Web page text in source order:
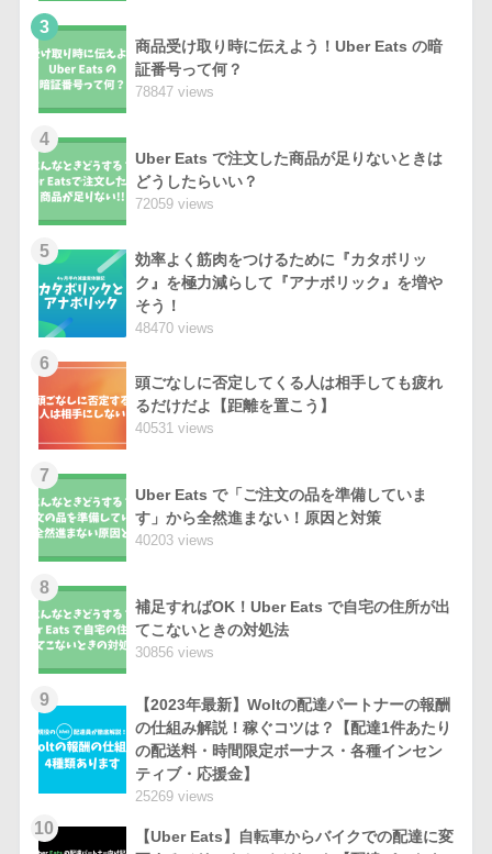
3
商品受け取り時に伝えよう！Uber Eats の暗
証番号って何？
78847 views
4
Uber Eats で注文した商品が足りないときは
どうしたらいい？
72059 views
5
効率よく筋肉をつけるために『カタボリッ
ク』を極力減らして『アナボリック』を増や
そう！
48470 views
6
頭ごなしに否定してくる人は相手しても疲れ
るだけだよ【距離を置こう】
40531 views
7
Uber Eats で「ご注文の品を準備していま
す」から全然進まない！原因と対策
40203 views
8
補足すればOK！Uber Eats で自宅の住所が出
てこないときの対処法
30856 views
9
【2023年最新】Woltの配達パートナーの報酬
の仕組み解説！稼ぐコツは？【配達1件あたり
の配送料・時間限定ボーナス・各種インセン
ティブ・応援金】
25269 views
10
【Uber Eats】自転車からバイクでの配達に変